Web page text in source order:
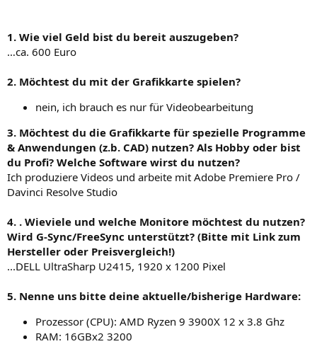
1. Wie viel Geld bist du bereit auszugeben?
…ca. 600 Euro
2. Möchtest du mit der Grafikkarte spielen?
nein, ich brauch es nur für Videobearbeitung
3. Möchtest du die Grafikkarte für spezielle Programme
& Anwendungen (z.b. CAD) nutzen? Als Hobby oder bist
du Profi? Welche Software wirst du nutzen?
Ich produziere Videos und arbeite mit Adobe Premiere Pro /
Davinci Resolve Studio
4. . Wieviele und welche Monitore möchtest du nutzen?
Wird G-Sync/FreeSync unterstützt? (Bitte mit Link zum
Hersteller oder Preisvergleich!)
...DELL UltraSharp U2415, 1920 x 1200 Pixel
5. Nenne uns bitte deine aktuelle/bisherige Hardware:
Prozessor (CPU): AMD Ryzen 9 3900X 12 x 3.8 Ghz
RAM: 16GBx2 3200